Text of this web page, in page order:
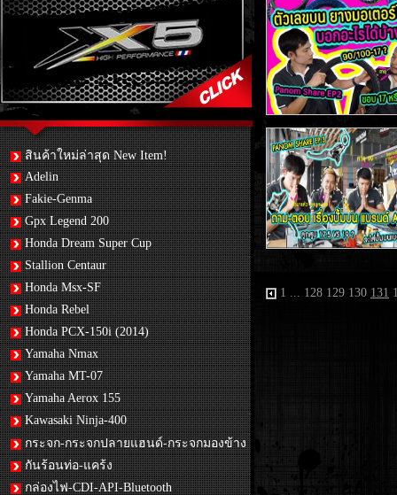
สินค้าใหม่ล่าสุด New Item!
Adelin
Fakie-Genma
Gpx Legend 200
Honda Dream Super Cup
Stallion Centaur
Honda Msx-SF
Honda Rebel
Honda PCX-150i (2014)
Yamaha Nmax
Yamaha MT-07
Yamaha Aerox 155
Kawasaki Ninja-400
กระจก-กระจกปลายแฮนด์-กระจกมองข้าง
กันร้อนท่อ-แคร้ง
กล่องไฟ-CDI-API-Bluetooth
1 ... 128 129 130 131